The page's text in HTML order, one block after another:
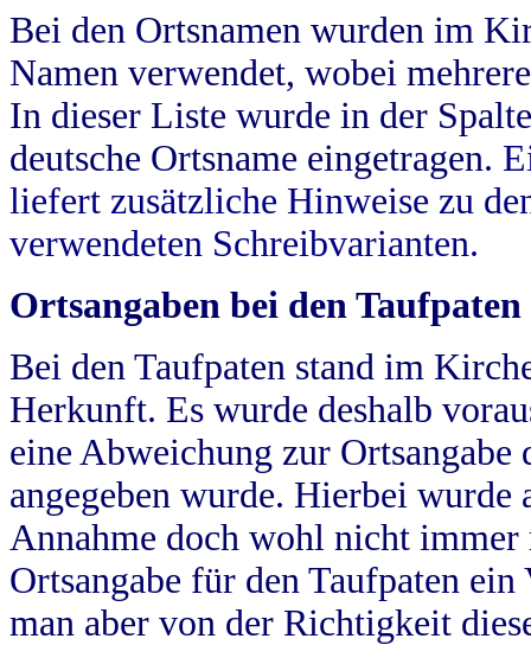
Bei den Ortsnamen wurden im
Namen verwendet, wobei
In dieser Liste wurde in der
deutsche Ortsname eingetragen.
liefert zusätzliche Hinweise zu
verwendeten Schreibvarianten.
Ortsangaben bei den Taufpaten
Bei den Taufpaten stand im
Herkunft. Es wurde deshalb
eine Abweichung zur
angegeben wurde. Hierbei wurde
Annahme doch wohl nicht
Ortsangabe für den Taufpaten
man aber von der Richtigkeit